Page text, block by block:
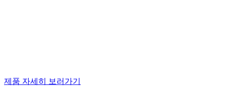
제품 자세히 보러가기